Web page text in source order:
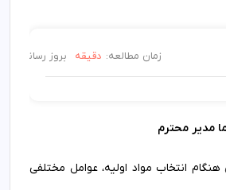
زمان مطالعه: دقیقه بروز رسانی:
مدیر محترم
هنگام انتخاب مواد اولیه، عوامل مختلفی